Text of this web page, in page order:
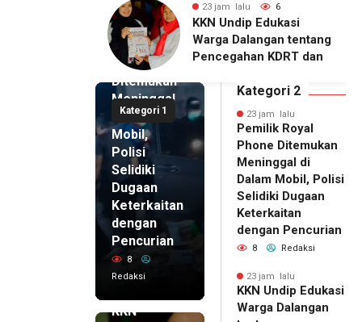
23 jam lalu 5
KKN Undip Bekali
Pengelola BUMDes
Dalangan dengan Pola
Kategori 1
23 jam lalu
Pemilik
Royal
Phone
Ditemukan
Meninggal
di Dalam
Mobil,
Polisi
Selidiki
Dugaan
Keterkaitan
dengan
Pencurian
8
Redaksi
KKN
Kategori 2
23 jam lalu
Pemilik Royal
Phone Ditemukan
Meninggal di
Dalam Mobil, Polisi
Selidiki Dugaan
Keterkaitan
dengan Pencurian
8 Redaksi
23 jam lalu
KKN Undip Edukasi
Warga Dalangan